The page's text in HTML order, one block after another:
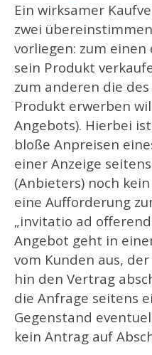
Ein wirksamer
zwei
vorliegen: zum
sein Produkt
zum anderen die
Produkt erwerben
Angebots). Hierbei
bloße Anpreisen
einer Anzeige
(Anbieters) noch
eine Aufforderung
„invitatio ad
Angebot geht in
vom Kunden aus,
hin den Vertrag
die Anfrage seitens
Gegenstand
kein Antrag auf